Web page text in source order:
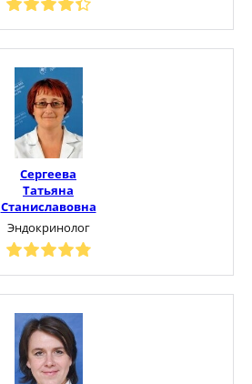
Сергеева
Татьяна
Станиславовна
Эндокринолог